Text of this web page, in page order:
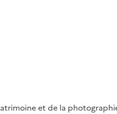
et de la